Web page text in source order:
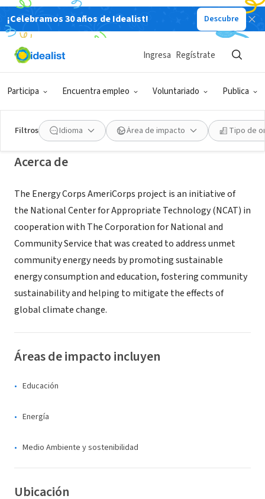
¡Celebramos 30 años de Idealist! Descubre
Participa Encuentra empleo Voluntariado Publica
Ingresa Regístrate
Filtros Idioma Área de impacto Tipo de
ORGANIZACIÓN SIN FIN DE LUCRO
National Center for Appropriate
Technology
Butte, MT www.energycorps.org/|www.ncat.org
Acerca de
The Energy Corps AmeriCorps project is an initiative of
the National Center for Appropriate Technology (NCAT) in
cooperation with The Corporation for National and
Community Service that was created to address unmet
community energy needs by promoting sustainable
energy consumption and education, fostering community
sustainability and helping to mitigate the effects of
global climate change.
Áreas de impacto incluyen
Educación
Energía
Medio Ambiente y sostenibilidad
Ubicación